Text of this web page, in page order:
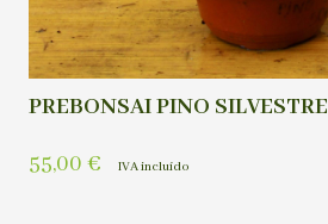
PREBONSAI PINO SILVESTRE
55,00 € IVA incluído